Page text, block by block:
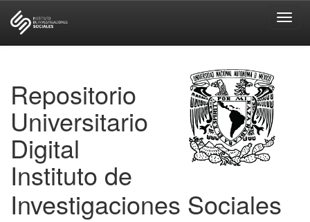
Repositorio
Universitario
Digital
Instituto de
Investigaciones Sociales